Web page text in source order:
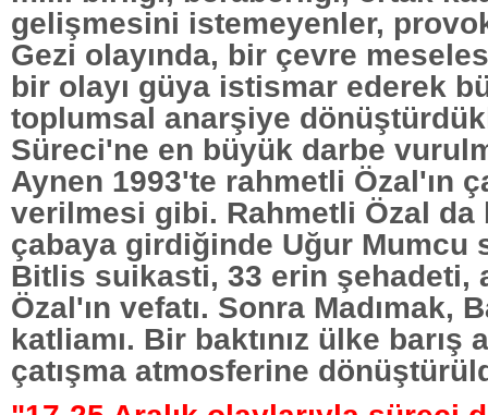
gelişmesini istemeyenler,
Gezi olayında, bir çevre
bir olayı güya istismar ederek
toplumsal anarşiye
Süreci'ne en büyük darbe
Aynen 1993'te rahmetli Özal'ın
verilmesi gibi. Rahmetli Özal da
çabaya girdiğinde Uğur Mumcu
Bitlis suikasti, 33 erin şehadeti,
Özal'ın vefatı. Sonra Madımak,
katliamı. Bir baktınız ülke barış
çatışma atmosferine